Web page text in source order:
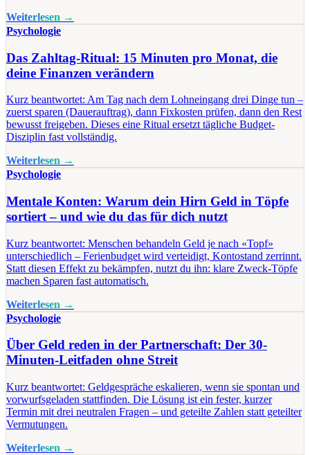
Weiterlesen →
Psychologie
Das Zahltag-Ritual: 15 Minuten pro Monat, die
deine Finanzen verändern
Kurz beantwortet: Am Tag nach dem Lohneingang drei Dinge tun –
zuerst sparen (Dauerauftrag), dann Fixkosten prüfen, dann den Rest
bewusst freigeben. Dieses eine Ritual ersetzt tägliche Budget-
Disziplin fast vollständig.
Weiterlesen →
Psychologie
Mentale Konten: Warum dein Hirn Geld in Töpfe
sortiert – und wie du das für dich nutzt
Kurz beantwortet: Menschen behandeln Geld je nach «Topf»
unterschiedlich – Ferienbudget wird verteidigt, Kontostand zerrinnt.
Statt diesen Effekt zu bekämpfen, nutzt du ihn: klare Zweck-Töpfe
machen Sparen fast automatisch.
Weiterlesen →
Psychologie
Über Geld reden in der Partnerschaft: Der 30-
Minuten-Leitfaden ohne Streit
Kurz beantwortet: Geldgespräche eskalieren, wenn sie spontan und
vorwurfsgeladen stattfinden. Die Lösung ist ein fester, kurzer
Termin mit drei neutralen Fragen – und geteilte Zahlen statt geteilter
Vermutungen.
Weiterlesen →